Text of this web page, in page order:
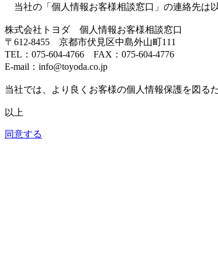
当社の「個人情報お客様相談窓口」の連絡先は以
株式会社トヨダ 個人情報お客様相談窓口
〒612-8455 京都市伏見区中島外山町111
TEL：075-604-4766 FAX：075-604-4776
E-mail：info@toyoda.co.jp
当社では、より良くお客様の個人情報保護を図る
以上
同意する